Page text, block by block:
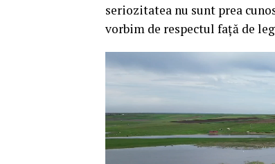
seriozitatea nu sunt prea
vorbim de respectul față de
video